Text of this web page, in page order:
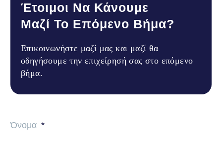
Έτοιμοι Να Κάνουμε
Μαζί Το Επόμενο Βήμα?
Επικοινωνήστε μαζί μας και μαζί θα
οδηγήσουμε την επιχείρησή σας στο επόμενο
βήμα.
Όνομα